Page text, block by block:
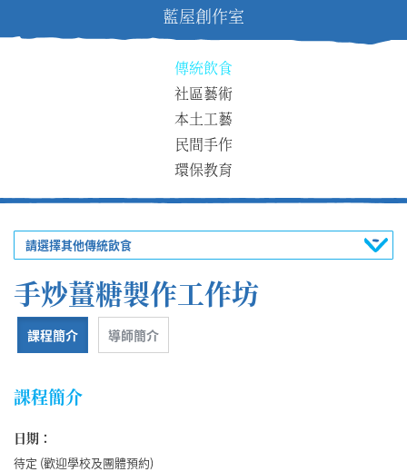
藍屋創作室
傳統飲食
社區藝術
本土工藝
民間手作
環保教育
請選擇其他傳統飲食
手炒薑糖製作工作坊
課程簡介 導師簡介
課程簡介
日期：
待定 (歡迎學校及團體預約)